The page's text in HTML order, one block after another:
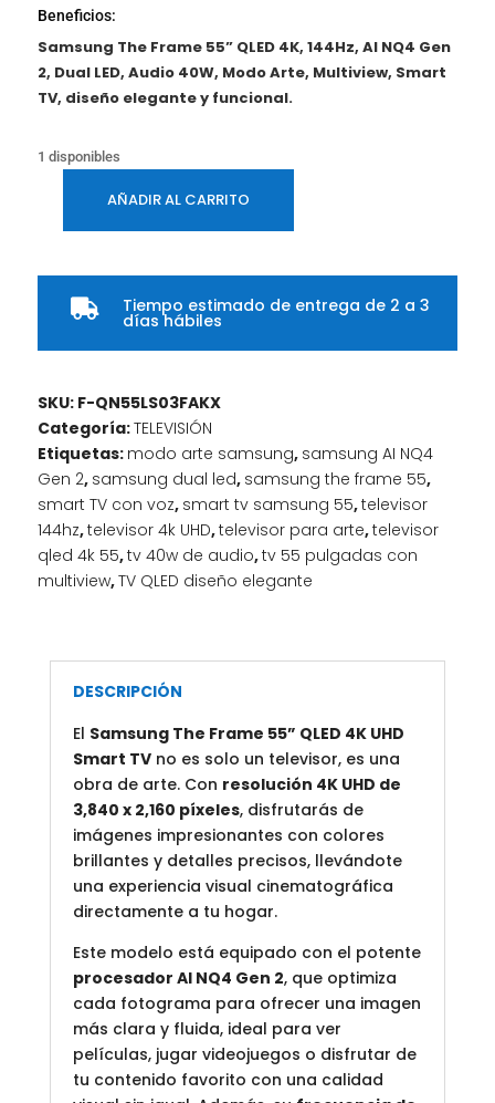
Beneficios:
Samsung The Frame 55” QLED 4K, 144Hz, AI NQ4 Gen
2, Dual LED, Audio 40W, Modo Arte, Multiview, Smart
TV, diseño elegante y funcional.
1 disponibles
Samsung
The
QLED
TV,
144Hz,
Modo
Arte
cantidad
AÑADIR AL CARRITO
 Tiempo estimado de entrega de 2 a 3
días hábiles
SKU: F-QN55LS03FAKX
Categoría:TELEVISIÓN
Etiquetas: modo arte samsung, samsung AI NQ4
Gen 2, samsung dual led, samsung the frame 55,
smart TV con voz, smart tv samsung 55,televisor
144hz,televisor 4k UHD,televisor para arte,televisor
qled 4k 55,tv 40w de audio,tv 55 pulgadas con
multiview,TV QLED diseño elegante
DESCRIPCIÓN
El Samsung The Frame 55” QLED 4K UHD
Smart TVno es solo un televisor, es una
obra de arte. Con resolución 4K UHD de
3,840 x 2,160 píxeles, disfrutarás de
imágenes impresionantes con colores
brillantes y detalles precisos, llevándote
una experiencia visual cinematográfica
directamente a tu hogar.
Este modelo está equipado con el potente
procesador AI NQ4 Gen 2, que optimiza
cada fotograma para ofrecer una imagen
más clara y fluida, ideal para ver
películas, jugar videojuegos o disfrutar de
tu contenido favorito con una calidad